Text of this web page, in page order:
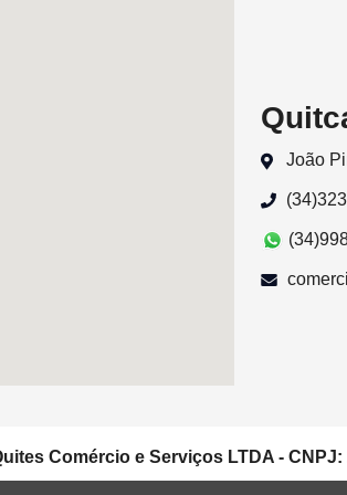
João
Comércio e Serviços LTDA - CNPJ: